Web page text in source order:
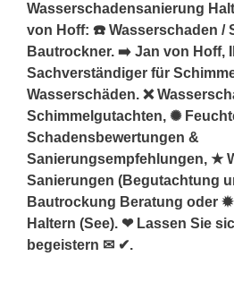
Wasserschadensanierung
von Hoff: ☎️ Wasserschaden /
Bautrockner. ➡️ Jan von Hoff,
Sachverständiger für
Wasserschäden. ❌
Schimmelgutachten, ✺
Schadensbewertungen &
Sanierungsempfehlungen, ★
Sanierungen (Begutachtung
Bautrockung Beratung oder
Haltern (See). ❤ Lassen Sie
begeistern ✉ ✔.